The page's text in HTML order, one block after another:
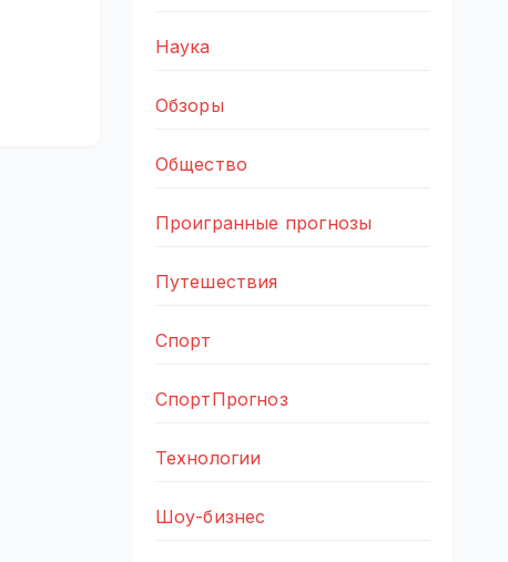
Наука
Обзоры
Общество
Проигранные прогнозы
Путешествия
Спорт
СпортПрогноз
Технологии
Шоу-бизнес